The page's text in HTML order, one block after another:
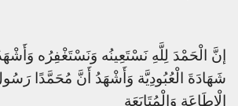
إنَّ الْحَمْدَ لِلَّهِ نَسْتَعِينُه وَنَسْتَغْفِرُه وَأَشْهَدُ
شَهَادَةَ الْعُبُودِيَّة وَأَشْهَدُ أَنَّ مُحَمَّدًا
الْإِطَاعَة وَالْمُتَابَعَة